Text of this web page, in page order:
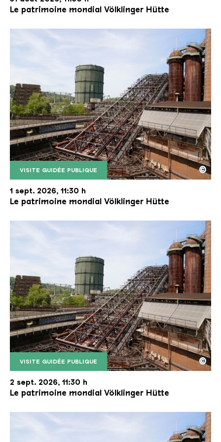
Le patrimoine mondial Völklinger Hütte
VISITE GUIDÉE PUBLIQUE
Le monte-charge incliné de la Völklinger Hütte
Copyright: Weltkulturerbe Völklinger Hütte | Karl
©
1 sept. 2026, 11:30 h
Le patrimoine mondial Völklinger Hütte
VISITE GUIDÉE PUBLIQUE
Le monte-charge incliné de la Völklinger Hütte
Copyright: Weltkulturerbe Völklinger Hütte | Karl
©
2 sept. 2026, 11:30 h
Le patrimoine mondial Völklinger Hütte